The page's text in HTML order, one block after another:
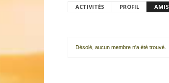
ACTIVITÉS PROFIL AMIS
Désolé, aucun membre n'a été trouvé.